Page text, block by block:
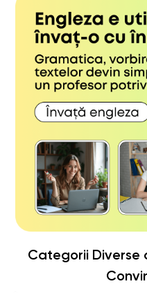
Exerciții Practice și
Rolul Buki în Învățarea
Categorii Diverse